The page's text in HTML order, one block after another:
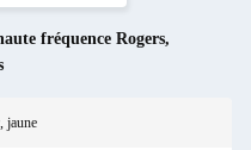
fréquence Rogers,
jaune